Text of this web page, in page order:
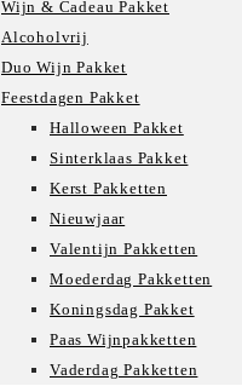
Wijn & Cadeau Pakket
Alcoholvrij
Duo Wijn Pakket
Feestdagen Pakket
Halloween Pakket
Sinterklaas Pakket
Kerst Pakketten
Nieuwjaar
Valentijn Pakketten
Moederdag Pakketten
Koningsdag Pakket
Paas Wijnpakketten
Vaderdag Pakketten